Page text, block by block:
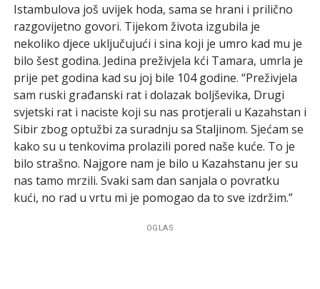
Istambulova još uvijek hoda, sama se hrani i prilično
razgovijetno govori. Tijekom života izgubila je
nekoliko djece uključujući i sina koji je umro kad mu je
bilo šest godina. Jedina preživjela kći Tamara, umrla je
prije pet godina kad su joj bile 104 godine. “Preživjela
sam ruski građanski rat i dolazak boljševika, Drugi
svjetski rat i naciste koji su nas protjerali u Kazahstan i
Sibir zbog optužbi za suradnju sa Staljinom. Sjećam se
kako su u tenkovima prolazili pored naše kuće. To je
bilo strašno. Najgore nam je bilo u Kazahstanu jer su
nas tamo mrzili. Svaki sam dan sanjala o povratku
kući, no rad u vrtu mi je pomogao da to sve izdržim.”
OGLAS